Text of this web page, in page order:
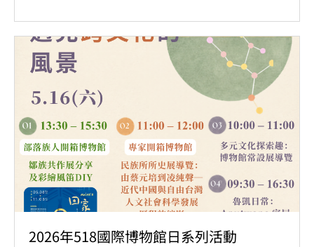
2026年518國際博物館日系列活動